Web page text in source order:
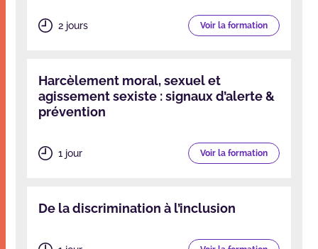
2 jours Voir la formation
Harcèlement moral, sexuel et
agissement sexiste : signaux d’alerte &
prévention
1 jour Voir la formation
De la discrimination à l’inclusion